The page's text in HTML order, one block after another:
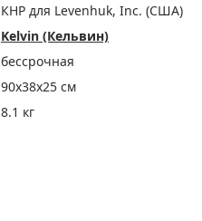
КНР для Levenhuk, Inc. (США)
Kelvin (Кельвин)
бессрочная
90x38x25 см
8.1 кг